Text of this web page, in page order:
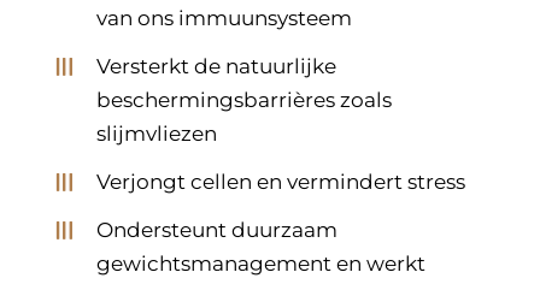
van ons immuunsysteem
Versterkt de natuurlijke
beschermingsbarrières zoals
slijmvliezen
Verjongt cellen en vermindert stress
Ondersteunt duurzaam
gewichtsmanagement en werkt